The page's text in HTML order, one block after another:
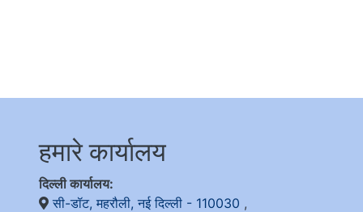
हमारे कार्यालय
दिल्ली कार्यालय:
सी-डॉट, महरौली, नई दिल्ली - 110030 ,